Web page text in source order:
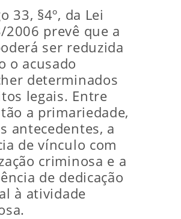
33, §4º, da Lei
2006 prevê que a
ser reduzida
o acusado
determinados
legais. Entre
a primariedade,
antecedentes, a
de vínculo com
criminosa e a
de dedicação
à atividade